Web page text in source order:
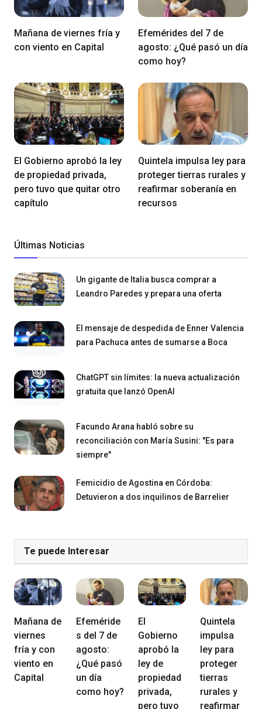
Mañana de viernes fría y
con viento en Capital
Efemérides del 7 de
agosto: ¿Qué pasó un día
como hoy?
El Gobierno aprobó la ley
de propiedad privada,
pero tuvo que quitar otro
capítulo
Quintela impulsa ley para
proteger tierras rurales y
reafirmar soberanía en
recursos
Últimas Noticias
Un gigante de Italia busca comprar a
Leandro Paredes y prepara una oferta
El mensaje de despedida de Enner Valencia
para Pachuca antes de sumarse a Boca
ChatGPT sin límites: la nueva actualización
gratuita que lanzó OpenAI
Facundo Arana habló sobre su
reconciliación con María Susini: "Es para
siempre"
Femicidio de Agostina en Córdoba:
Detuvieron a dos inquilinos de Barrelier
Te puede Interesar
Mañana de
viernes
fría y con
viento en
Capital
Efeméride
s del 7 de
agosto:
¿Qué pasó
un día
como hoy?
El
Gobierno
aprobó la
ley de
propiedad
privada,
pero tuvo
Quintela
impulsa
ley para
proteger
tierras
rurales y
reafirmar